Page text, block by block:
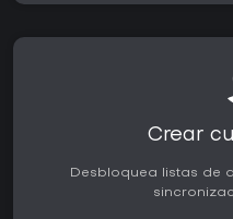
Crear
Desbloquea listas de